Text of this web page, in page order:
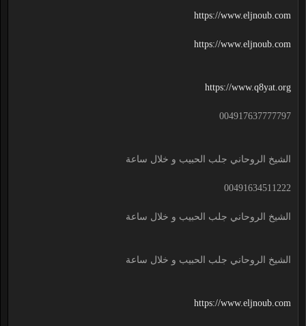
https://www.eljnoub.com
https://www.eljnoub.com
https://www.q8yat.org
004917637777797
الشيخ الروحاني جلب الحبيب و خلال ساعة
00491634511222
الشيخ الروحاني جلب الحبيب و خلال ساعة
الشيخ الروحاني جلب الحبيب و خلال ساعة
https://www.eljnoub.com